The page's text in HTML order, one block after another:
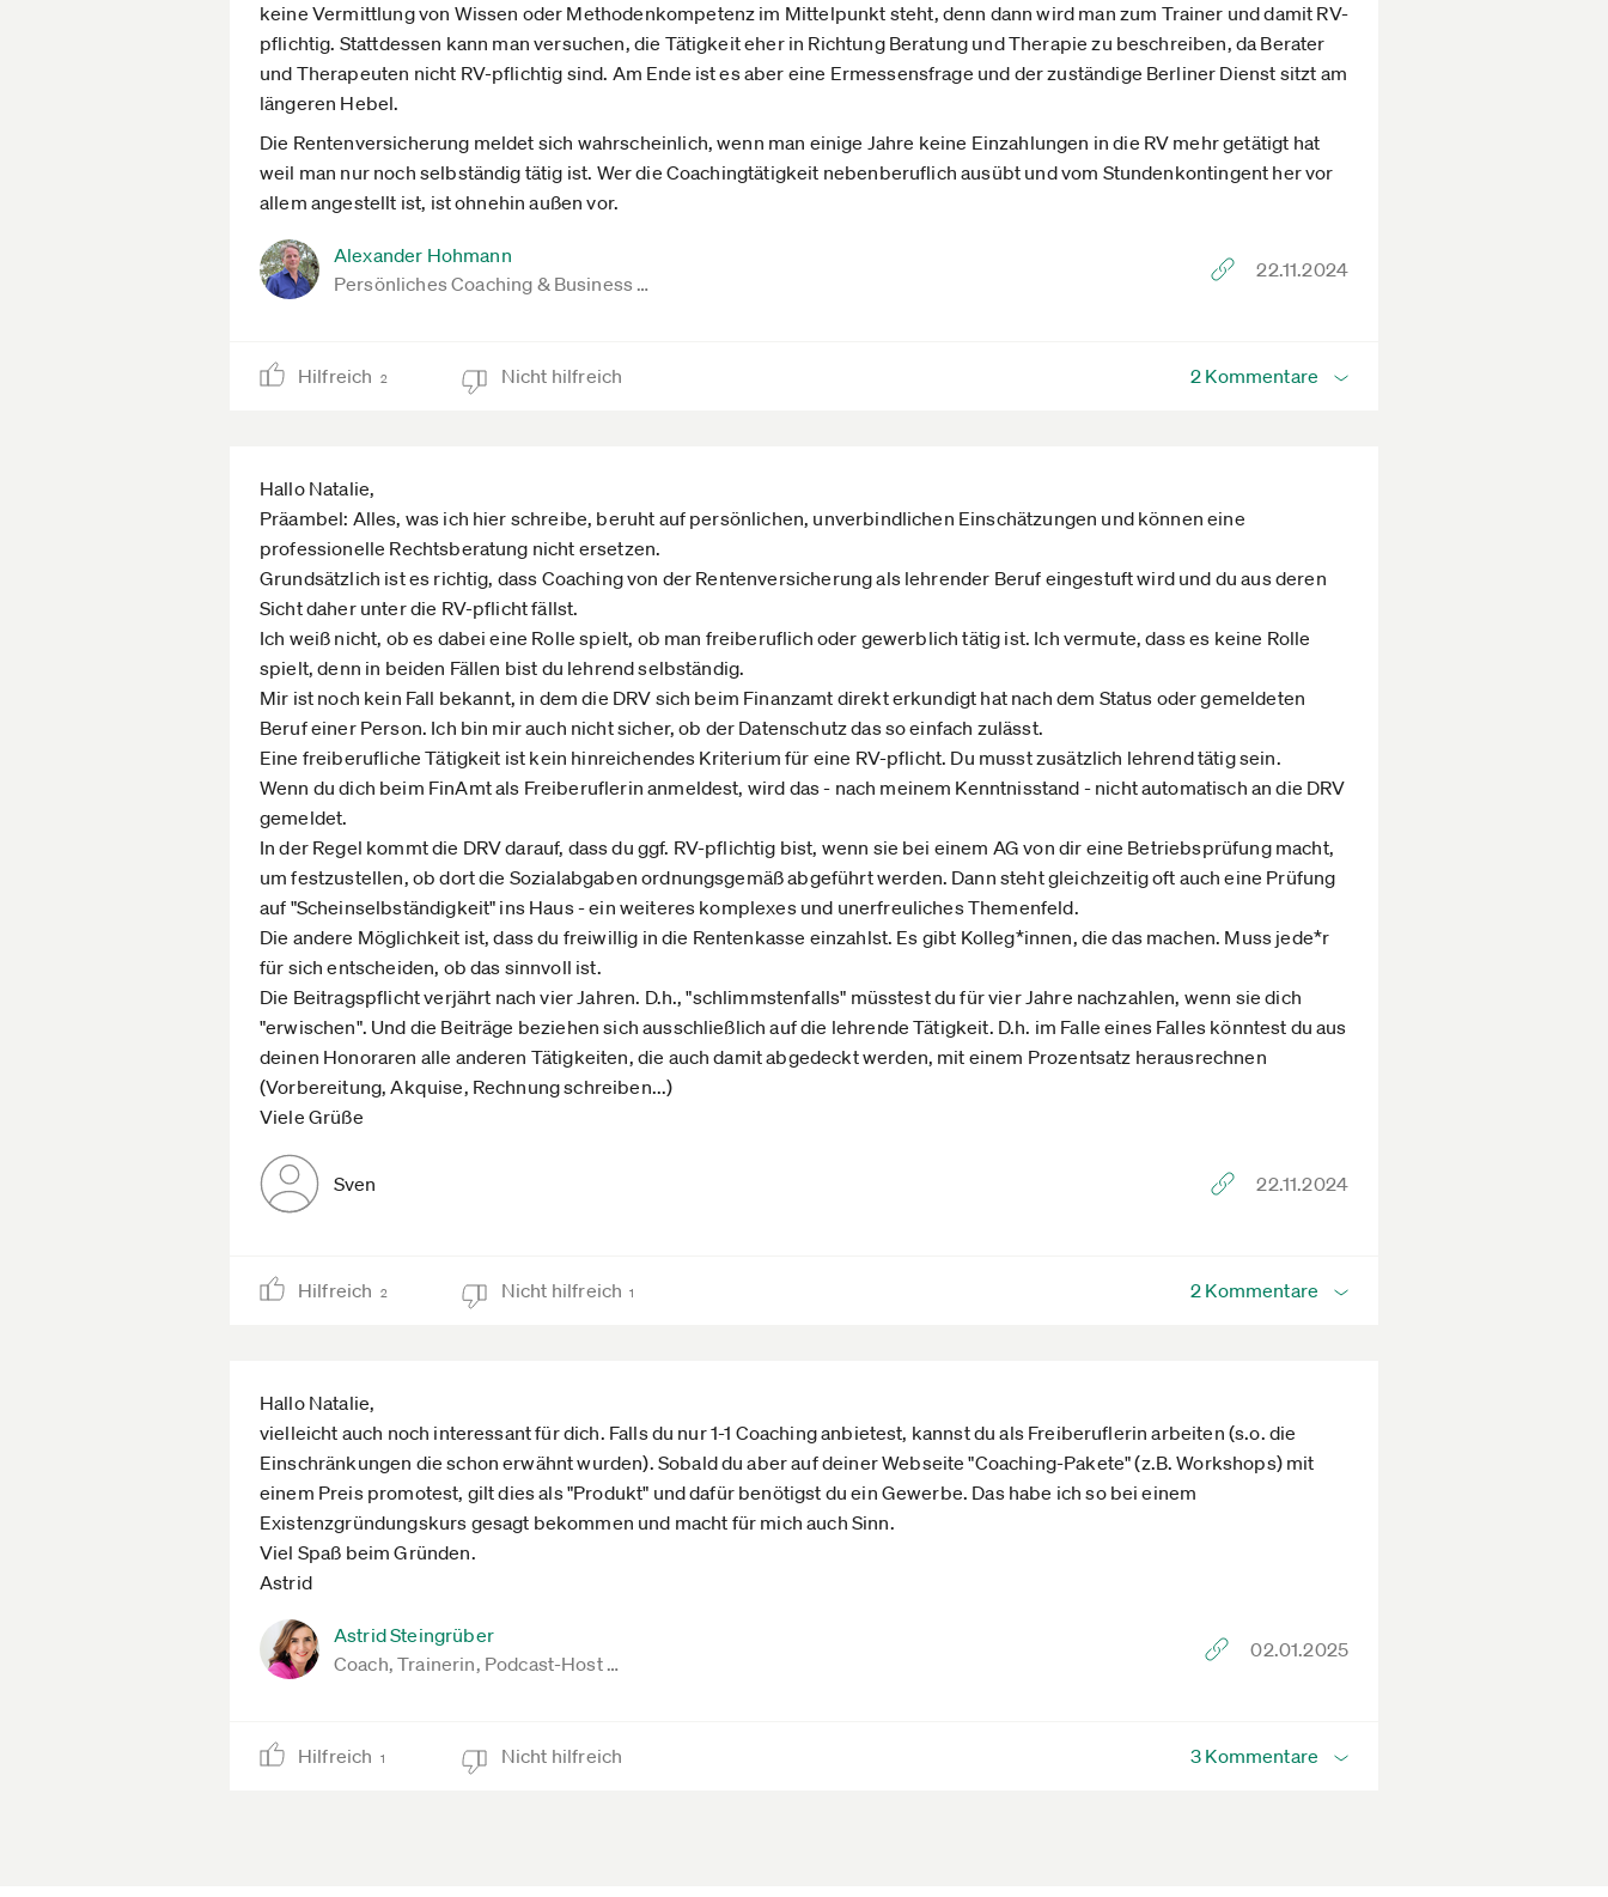
keine Vermittlung von Wissen oder Methodenkompetenz im Mittelpunkt steht, denn dann wird man zum Trainer und damit RV-
pflichtig. Stattdessen kann man versuchen, die Tätigkeit eher in Richtung Beratung und Therapie zu beschreiben, da Berater
und Therapeuten nicht RV-pflichtig sind. Am Ende ist es aber eine Ermessensfrage und der zuständige Berliner Dienst sitzt am
längeren Hebel.
Die Rentenversicherung meldet sich wahrscheinlich, wenn man einige Jahre keine Einzahlungen in die RV mehr getätigt hat
weil man nur noch selbständig tätig ist. Wer die Coachingtätigkeit nebenberuflich ausübt und vom Stundenkontingent her vor
allem angestellt ist, ist ohnehin außen vor.
Alexander Hohmann
Persönliches Coaching & Business …
22.11.2024
Hilfreich 2 Nicht hilfreich 2 Kommentare
Hallo Natalie,
Präambel: Alles, was ich hier schreibe, beruht auf persönlichen, unverbindlichen Einschätzungen und können eine
professionelle Rechtsberatung nicht ersetzen.
Grundsätzlich ist es richtig, dass Coaching von der Rentenversicherung als lehrender Beruf eingestuft wird und du aus deren
Sicht daher unter die RV-pflicht fällst.
Ich weiß nicht, ob es dabei eine Rolle spielt, ob man freiberuflich oder gewerblich tätig ist. Ich vermute, dass es keine Rolle
spielt, denn in beiden Fällen bist du lehrend selbständig.
Mir ist noch kein Fall bekannt, in dem die DRV sich beim Finanzamt direkt erkundigt hat nach dem Status oder gemeldeten
Beruf einer Person. Ich bin mir auch nicht sicher, ob der Datenschutz das so einfach zulässt.
Eine freiberufliche Tätigkeit ist kein hinreichendes Kriterium für eine RV-pflicht. Du musst zusätzlich lehrend tätig sein.
Wenn du dich beim FinAmt als Freiberuflerin anmeldest, wird das - nach meinem Kenntnisstand - nicht automatisch an die DRV
gemeldet.
In der Regel kommt die DRV darauf, dass du ggf. RV-pflichtig bist, wenn sie bei einem AG von dir eine Betriebsprüfung macht,
um festzustellen, ob dort die Sozialabgaben ordnungsgemäß abgeführt werden. Dann steht gleichzeitig oft auch eine Prüfung
auf "Scheinselbständigkeit" ins Haus - ein weiteres komplexes und unerfreuliches Themenfeld.
Die andere Möglichkeit ist, dass du freiwillig in die Rentenkasse einzahlst. Es gibt Kolleg*innen, die das machen. Muss jede*r
für sich entscheiden, ob das sinnvoll ist.
Die Beitragspflicht verjährt nach vier Jahren. D.h., "schlimmstenfalls" müsstest du für vier Jahre nachzahlen, wenn sie dich
"erwischen". Und die Beiträge beziehen sich ausschließlich auf die lehrende Tätigkeit. D.h. im Falle eines Falles könntest du aus
deinen Honoraren alle anderen Tätigkeiten, die auch damit abgedeckt werden, mit einem Prozentsatz herausrechnen
(Vorbereitung, Akquise, Rechnung schreiben...)
Viele Grüße
Sven 22.11.2024
Hilfreich 2 Nicht hilfreich 1 2 Kommentare
Hallo Natalie,
vielleicht auch noch interessant für dich. Falls du nur 1-1 Coaching anbietest, kannst du als Freiberuflerin arbeiten (s.o. die
Einschränkungen die schon erwähnt wurden). Sobald du aber auf deiner Webseite "Coaching-Pakete" (z.B. Workshops) mit
einem Preis promotest, gilt dies als "Produkt" und dafür benötigst du ein Gewerbe. Das habe ich so bei einem
Existenzgründungskurs gesagt bekommen und macht für mich auch Sinn.
Viel Spaß beim Gründen.
Astrid
Astrid Steingrüber
Coach, Trainerin, Podcast-Host …
02.01.2025
Hilfreich 1 Nicht hilfreich 3 Kommentare